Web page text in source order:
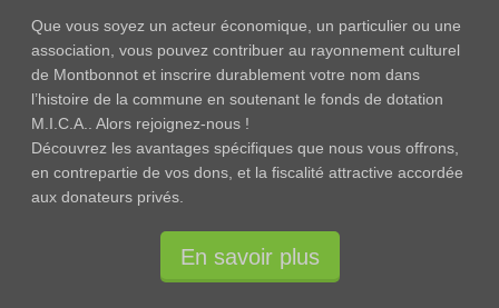
Que vous soyez un acteur économique, un particulier ou une
association, vous pouvez contribuer au rayonnement culturel
de Montbonnot et inscrire durablement votre nom dans
l’histoire de la commune en soutenant le fonds de dotation
M.I.C.A.. Alors rejoignez-nous !
Découvrez les avantages spécifiques que nous vous offrons,
en contrepartie de vos dons, et la fiscalité attractive accordée
aux donateurs privés.
En savoir plus